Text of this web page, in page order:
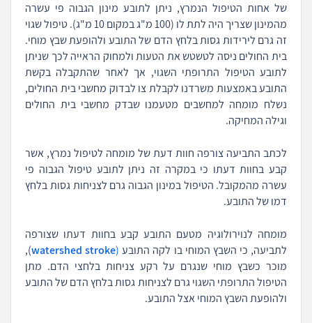
של אחות הטיפול הנמרץ, ניתן לתובע מינון הגבוה פי עשרה
מהמינון שצריך היה לתת לו (100 מ"ג במקום 10 מ"ג). טיפול שגוי
זה גרם לירידות גסות בלחץ הדם של התובע ולהופעת שבץ מוחי.
בית החולים ניסה לטשטש את הטעות ולמחוק הראייה לכך שניתן
לתובע הטיפול התרופתי השגוי, אך לאחר שהתקבלה בקשת
התובע באמצעות משרדנו לקבלת צו לבדוק מחשבי בית החולים,
נשלח מומחה למחשבים מטעמנו שבדק מחשבי בית החולים
וגילה המחיקה.
לכתב התביעה צורפה חוות דעת של מומחה לטיפול נמרץ, אשר
קבע בחוות דעתו כי במקרה זה ניתן לתובע טיפול הגבוה פי
עשרה מהמקובל. הטיפול במינון הגבוה גרם לצניחות גסות בלחץ
דמו של התובע.
מומחה לנוירולוגיה מטעם התובע קבע בחוות דעתו שצורפה
לתביעה, כי השבץ המוחי בו לקה התובע (
watershed stroke
),
מוכר כשבץ מוחי שנגרם על רקע צניחות בלחצי הדם. מתן
הטיפול התרופתי השגוי גרם לצניחות גסות בלחץ הדם של התובע
ולהופעת השבץ המוחי אצל התובע.